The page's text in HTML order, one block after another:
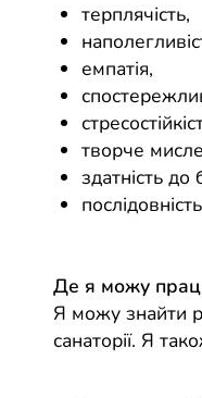
терплячість,
емпатія,
творче
здатність до
Де я можу
Я можу знайти
санаторії. Я